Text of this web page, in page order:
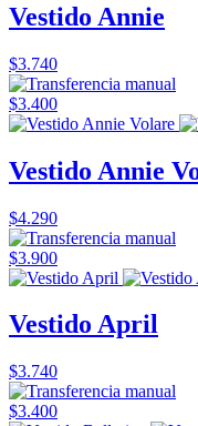
Vestido Annie
$3.740
$3.400
Vestido Annie
$4.290
$3.900
Vestido April
$3.740
$3.400